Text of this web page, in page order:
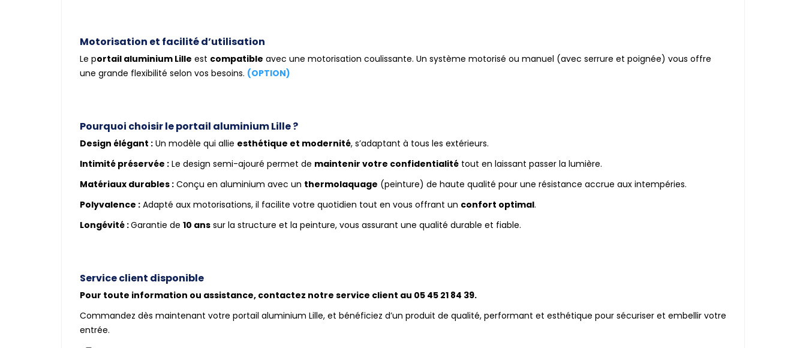
Motorisation et facilité d’utilisation
Le portail aluminium Lille est compatible avec une motorisation coulissante. Un système motorisé ou manuel (avec serrure et poignée) vous offre
une grande flexibilité selon vos besoins. (OPTION)
Pourquoi choisir le portail aluminium Lille ?
Design élégant : Un modèle qui allie esthétique et modernité, s’adaptant à tous les extérieurs.
Intimité préservée : Le design semi-ajouré permet de maintenir votre confidentialité tout en laissant passer la lumière.
Matériaux durables : Conçu en aluminium avec un thermolaquage (peinture) de haute qualité pour une résistance accrue aux intempéries.
Polyvalence : Adapté aux motorisations, il facilite votre quotidien tout en vous offrant un confort optimal.
Longévité :Garantie de 10 ans sur la structure et la peinture, vous assurant une qualité durable et fiable.
Service client disponible
Pour toute information ou assistance, contactez notre service client au 05 45 21 84 39.
Commandez dès maintenant votre portail aluminium Lille, et bénéficiez d’un produit de qualité, performant et esthétique pour sécuriser et embellir votre
entrée.